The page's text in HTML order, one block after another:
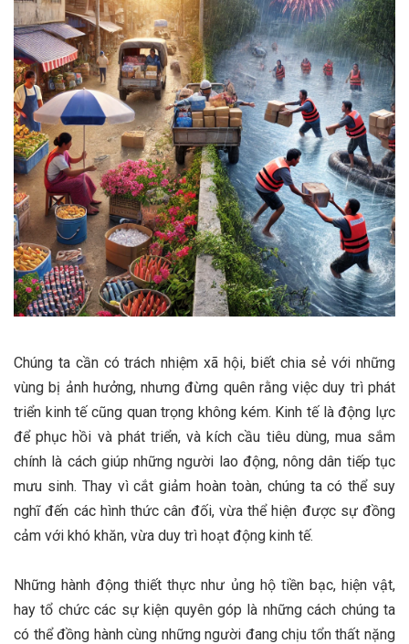
Chúng ta cần có trách nhiệm xã hội, biết chia sẻ với những
vùng bị ảnh hưởng, nhưng đừng quên rằng việc duy trì phát
triển kinh tế cũng quan trọng không kém. Kinh tế là động lực
để phục hồi và phát triển, và kích cầu tiêu dùng, mua sắm
chính là cách giúp những người lao động, nông dân tiếp tục
mưu sinh. Thay vì cắt giảm hoàn toàn, chúng ta có thể suy
nghĩ đến các hình thức cân đối, vừa thể hiện được sự đồng
cảm với khó khăn, vừa duy trì hoạt động kinh tế.
Những hành động thiết thực như ủng hộ tiền bạc, hiện vật,
hay tổ chức các sự kiện quyên góp là những cách chúng ta
có thể đồng hành cùng những người đang chịu tổn thất nặng